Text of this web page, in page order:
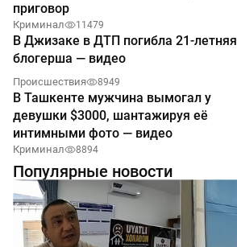
приговор
Криминал 11479
В Джизаке в ДТП погибла 21-летняя
блогерша — видео
Происшествия 8949
В Ташкенте мужчина вымогал у
девушки $3000, шантажируя её
интимными фото — видео
Криминал 8894
Популярные новости